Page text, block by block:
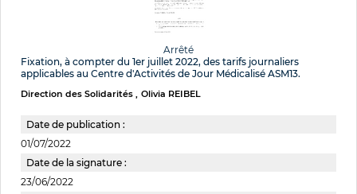
Arrêté
Fixation, à compter du 1er juillet 2022, des tarifs journaliers
applicables au Centre d'Activités de Jour Médicalisé ASM13.
Direction des Solidarités Olivia REIBEL
Date de publication :
01/07/2022
Date de la signature :
23/06/2022